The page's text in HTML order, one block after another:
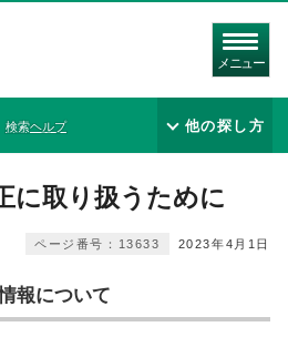
メニュー
検索ヘルプ 他の探し方
に取り扱うために
2023年4月1日
ページ番号：13633
報について